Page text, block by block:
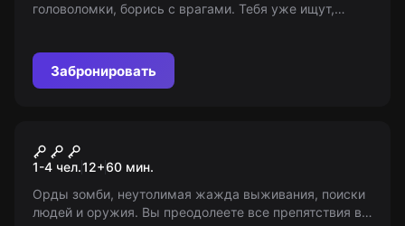
головоломки, борись с врагами. Тебя уже ищут,
Забронировать
Arizona Sunshine
1-4 чел.12+60 мин.
Орды зомби, неутолимая жажда выживания, поиски
людей и оружия. Вы преодолеете все препятствия в